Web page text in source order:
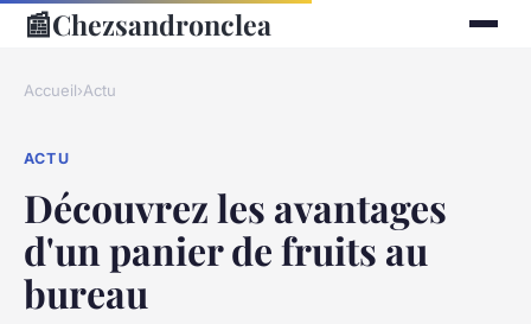
📰Chezsandronclea
Accueil›Actu
ACTU
Découvrez les avantages
d'un panier de fruits au
bureau